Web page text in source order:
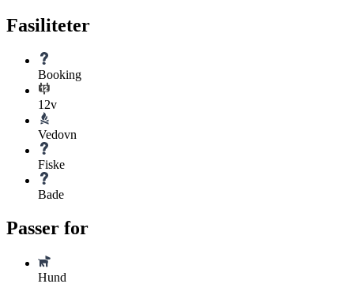
Fasiliteter
Booking
12v
Vedovn
Fiske
Bade
Passer for
Hund